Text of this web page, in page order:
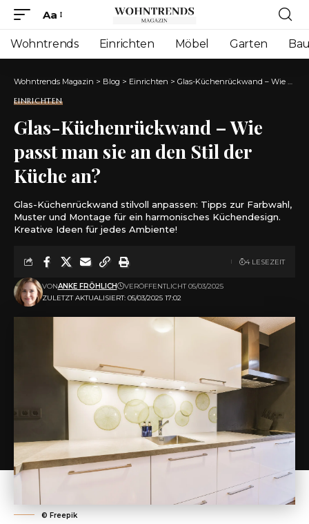
Font
Resizer
Aa
Wohntrends Einrichten Möbel Garten
Wohntrends Magazin > Blog > Einrichten > Glas-Küchenrückwand – Wie passt man sie an den Stil der Küche an?
EINRICHTEN
Glas-Küchenrückwand – Wie
passt man sie an den Stil der
Küche an?
Glas-Küchenrückwand stilvoll anpassen: Tipps zur Farbwahl,
Muster und Montage für ein harmonisches Küchendesign.
Kreative Ideen für jedes Ambiente!
ZULETZT AKTUALISIERT: 05/03/2025 17:02
VONANKE FRÖHLICH VERÖFFENTLICHT 05/03/2025
4 LESEZEIT
©️ Freepik